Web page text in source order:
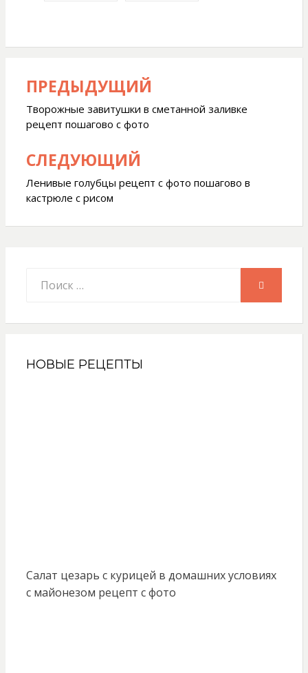
Навигация
по
записям
ПРЕДЫДУЩИЙ
Творожные завитушки в сметанной заливке
рецепт пошагово с фото
СЛЕДУЮЩИЙ
Ленивые голубцы рецепт с фото пошагово в
кастрюле с рисом
НОВЫЕ РЕЦЕПТЫ
Салат цезарь с курицей в домашних условиях
с майонезом рецепт с фото